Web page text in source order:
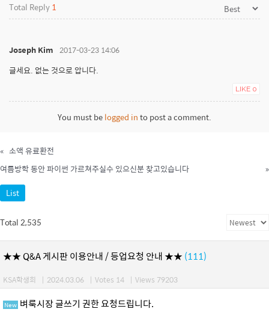
Total Reply1
Joseph Kim 2017-03-23 14:06
글세요. 없는 것으로 압니다.
LIKE 0
You must belogged into post a comment.
« 소액 유료환전
여름방학 동안 파이썬 가르쳐주실수 있으신분 찾고있습니다
»
List
Total 2,535
★★ Q&A 게시판 이용안내 / 등업요청 안내 ★★ (111)
KSA학생회 | 2024.03.06 | Votes 14 | Views 79203
New 벼룩시장 글쓰기 권한 요청드립니다.